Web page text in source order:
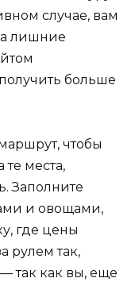
случае, вам
лишние
больше
чтобы
те места,
Заполните
и овощами,
где цены
рулем так,
так как вы, еще